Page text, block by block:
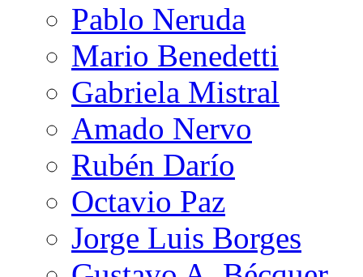
Pablo Neruda
Mario Benedetti
Gabriela Mistral
Amado Nervo
Rubén Darío
Octavio Paz
Jorge Luis Borges